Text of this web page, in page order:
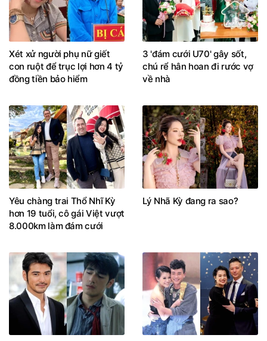
Xét xử người phụ nữ giết
con ruột để trục lợi hơn 4 tỷ
đồng tiền bảo hiểm
3 'đám cưới U70' gây sốt,
chú rể hân hoan đi rước vợ
về nhà
Yêu chàng trai Thổ Nhĩ Kỳ
hơn 19 tuổi, cô gái Việt vượt
8.000km làm đám cưới
Lý Nhã Kỳ đang ra sao?